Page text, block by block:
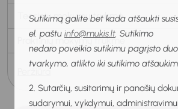
Sutikimą galite bet kada atšaukti
el. paštu info@mukis.lt. Sutikimo
nedaro poveikio sutikimu pagrįsto
tvarkymo, atlikto iki sutikimo
2. Sutarčių, susitarimų ir panašių
sudarymui, vykdymui,
Teorinių mokymų trukmė
Praktinių mokymų trukmė
Peržiūra